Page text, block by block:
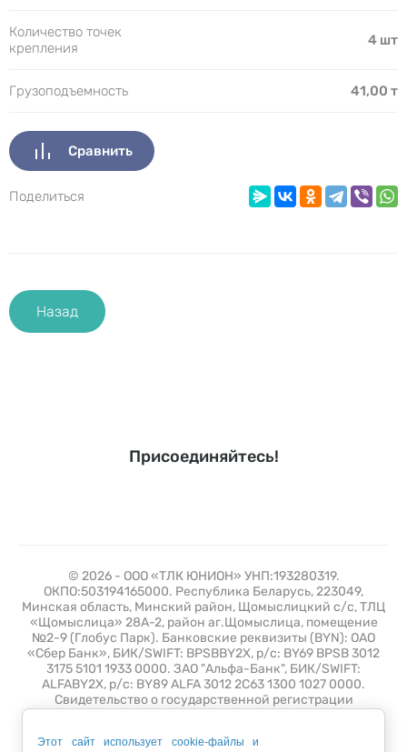
Количество точек
крепления
4 шт
Грузоподъемность 41,00 т
Сравнить
Поделиться
Назад
Присоединяйтесь!
© 2026 - ООО «ТЛК ЮНИОН» УНП:193280319.
ОКПО:503194165000. Республика Беларусь, 223049,
Минская область, Минский район, Щомыслицкий с/с, ТЛЦ
«Щомыслица» 28А-2, район аг.Щомыслица, помещение
№2-9 (Глобус Парк). Банковские реквизиты (BYN): ОАО
«Сбер Банк», БИК/SWIFT: BPSBBY2X, р/с: BY69 BPSB 3012
3175 5101 1933 0000. ЗАО "Альфа-Банк", БИК/SWIFT:
ALFABY2X, р/с: BY89 ALFA 3012 2C63 1300 1027 0000.
Свидетельство о государственной регистрации
апреля 2021 года с регистрационным номером 508389.
Этот сайт использует cookie-файлы и